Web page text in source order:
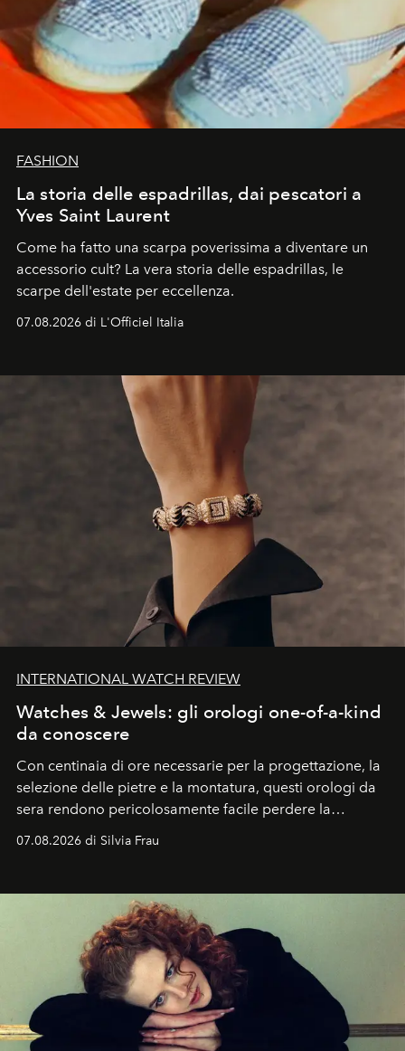
FASHION
La storia delle espadrillas, dai pescatori a
Yves Saint Laurent
Come ha fatto una scarpa poverissima a diventare un
accessorio cult? La vera storia delle espadrillas, le
scarpe dell'estate per eccellenza.
07.08.2026 di L'Officiel Italia
INTERNATIONAL WATCH REVIEW
Watches & Jewels: gli orologi one-of-a-kind
da conoscere
Con centinaia di ore necessarie per la progettazione, la
selezione delle pietre e la montatura, questi orologi da
sera rendono pericolosamente facile perdere la
cognizione del tempo. Ma con quadranti così
07.08.2026 di Silvia Frau